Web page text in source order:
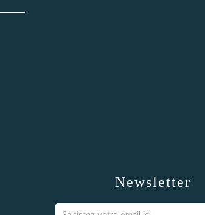
Newsletter